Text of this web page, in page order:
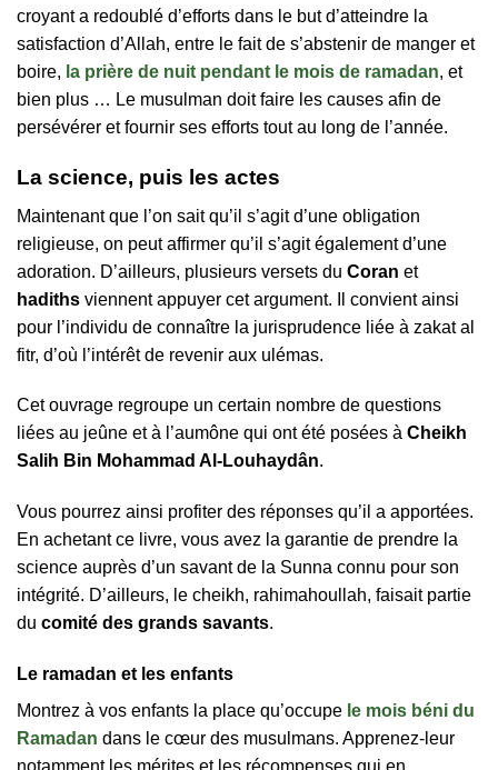
croyant a redoublé d’efforts dans le but d’atteindre la
satisfaction d’Allah, entre le fait de s’abstenir de manger et
boire, la prière de nuit pendant le mois de ramadan, et
bien plus … Le musulman doit faire les causes afin de
persévérer et fournir ses efforts tout au long de l’année.
La science, puis les actes
Maintenant que l’on sait qu’il s’agit d’une obligation
religieuse, on peut affirmer qu’il s’agit également d’une
adoration. D’ailleurs, plusieurs versets du Coran et
hadiths viennent appuyer cet argument. Il convient ainsi
pour l’individu de connaître la jurisprudence liée à zakat al
fitr, d’où l’intérêt de revenir aux ulémas.
Cet ouvrage regroupe un certain nombre de questions
liées au jeûne et à l’aumône qui ont été posées à Cheikh
Salih Bin Mohammad Al-Louhaydân.
Vous pourrez ainsi profiter des réponses qu’il a apportées.
En achetant ce livre, vous avez la garantie de prendre la
science auprès d’un savant de la Sunna connu pour son
intégrité. D’ailleurs, le cheikh, rahimahoullah, faisait partie
du comité des grands savants.
Le ramadan et les enfants
Montrez à vos enfants la place qu’occupe le mois béni du
Ramadan dans le cœur des musulmans. Apprenez-leur
notamment les mérites et les récompenses qui en